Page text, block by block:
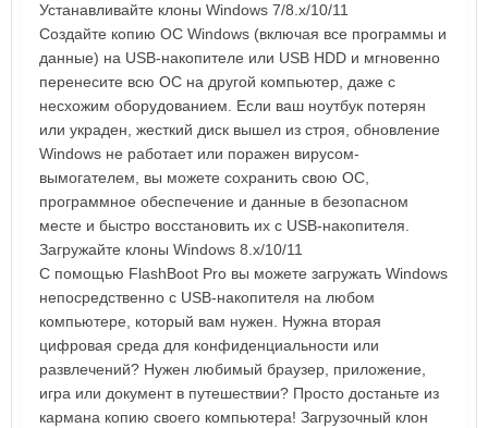
Устанавливайте клоны Windows 7/8.x/10/11
Создайте копию ОС Windows (включая все программы и
данные) на USB-накопителе или USB HDD и мгновенно
перенесите всю ОС на другой компьютер, даже с
несхожим оборудованием. Если ваш ноутбук потерян
или украден, жесткий диск вышел из строя, обновление
Windows не работает или поражен вирусом-
вымогателем, вы можете сохранить свою ОС,
программное обеспечение и данные в безопасном
месте и быстро восстановить их с USB-накопителя.
Загружайте клоны Windows 8.x/10/11
С помощью FlashBoot Pro вы можете загружать Windows
непосредственно с USB-накопителя на любом
компьютере, который вам нужен. Нужна вторая
цифровая среда для конфиденциальности или
развлечений? Нужен любимый браузер, приложение,
игра или документ в путешествии? Просто достаньте из
кармана копию своего компьютера! Загрузочный клон